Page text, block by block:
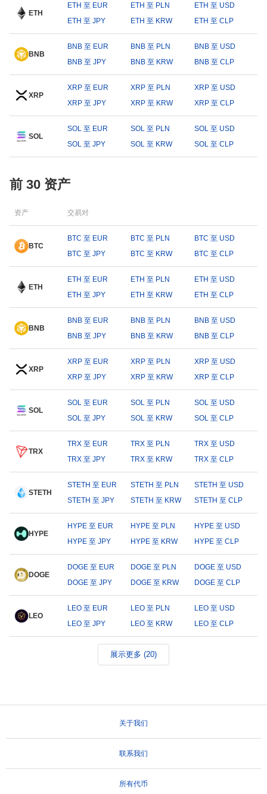
ETH
ETH 至 EUR ETH 至 PLN
ETH 至 USD
ETH 至 JPY
ETH 至 KRW ETH 至 CLP
BNB
BNB 至 EUR BNB 至 PLN
BNB 至 USD
BNB 至 JPY
BNB 至 KRW BNB 至 CLP
XRP
XRP 至 EUR XRP 至 PLN
XRP 至 USD
XRP 至 JPY
XRP 至 KRW XRP 至 CLP
SOL
SOL 至 EUR SOL 至 PLN
SOL 至 USD
SOL 至 JPY
SOL 至 KRW SOL 至 CLP
前 30 资产
资产 交易对
BTC
BTC 至 EUR BTC 至 PLN
BTC 至 USD
BTC 至 JPY
BTC 至 KRW BTC 至 CLP
ETH
ETH 至 EUR ETH 至 PLN
ETH 至 USD
ETH 至 JPY
ETH 至 KRW ETH 至 CLP
BNB
BNB 至 EUR BNB 至 PLN
BNB 至 USD
BNB 至 JPY
BNB 至 KRW BNB 至 CLP
XRP
XRP 至 EUR XRP 至 PLN
XRP 至 USD
XRP 至 JPY
XRP 至 KRW XRP 至 CLP
SOL
SOL 至 EUR SOL 至 PLN
SOL 至 USD
SOL 至 JPY
SOL 至 KRW SOL 至 CLP
TRX
TRX 至 EUR TRX 至 PLN
TRX 至 USD
TRX 至 JPY
TRX 至 KRW TRX 至 CLP
STETH
STETH 至 EUR STETH 至 PLN
STETH 至 USD
STETH 至 JPY
STETH 至 KRW STETH 至 CLP
HYPE
HYPE 至 EUR HYPE 至 PLN
HYPE 至 USD
HYPE 至 JPY
HYPE 至 KRW HYPE 至 CLP
DOGE
DOGE 至 EUR DOGE 至 PLN
DOGE 至 USD
DOGE 至 JPY
DOGE 至 KRW DOGE 至 CLP
LEO
LEO 至 EUR LEO 至 PLN
LEO 至 USD
LEO 至 JPY
LEO 至 KRW LEO 至 CLP
展示更多 (20)
关于我们
联系我们
所有代币